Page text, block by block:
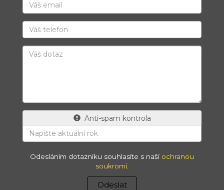
Anti-spam kontrola
Odesláním dotazníku souhlasíte s naší ochranou
soukromí.
Odeslat